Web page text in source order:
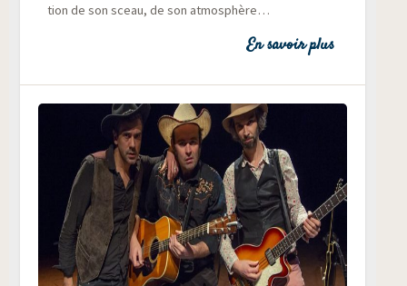
tion de son sceau, de son atmosphère…
En savoir plus